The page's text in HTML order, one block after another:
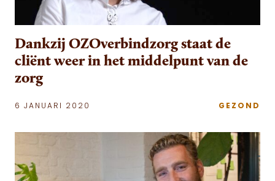
Dankzij OZOverbindzorg staat de
cliënt weer in het middelpunt van de
zorg
6 JANUARI 2020 GEZOND